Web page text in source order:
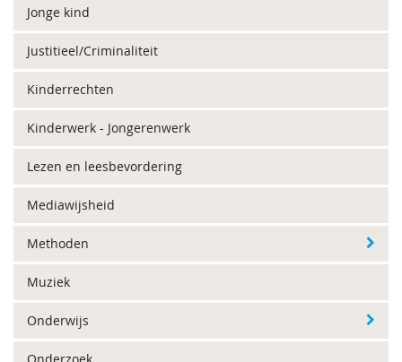
Jonge kind
Justitieel/Criminaliteit
Kinderrechten
Kinderwerk - Jongerenwerk
Lezen en leesbevordering
Mediawijsheid
Methoden
Muziek
Onderwijs